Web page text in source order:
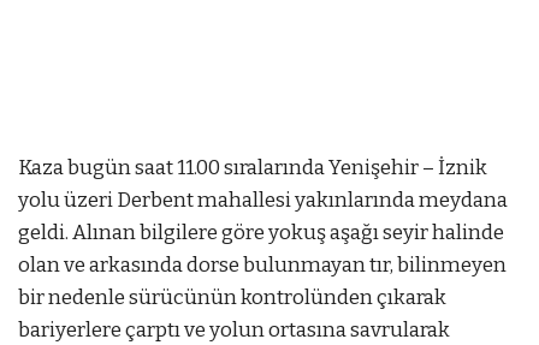
Kaza bugün saat 11.00 sıralarında Yenişehir – İznik
yolu üzeri Derbent mahallesi yakınlarında meydana
geldi. Alınan bilgilere göre yokuş aşağı seyir halinde
olan ve arkasında dorse bulunmayan tır, bilinmeyen
bir nedenle sürücünün kontrolünden çıkarak
bariyerlere çarptı ve yolun ortasına savrularak